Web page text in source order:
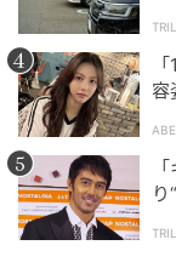
容